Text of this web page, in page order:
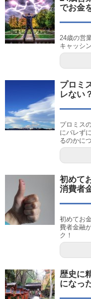
でお金
24歳の営
キャッシ
プロミ
レない？
プロミス
にバレず
るのかに
初めて
消費者
初めてお
費者金融
ク！
歴史に
になっ